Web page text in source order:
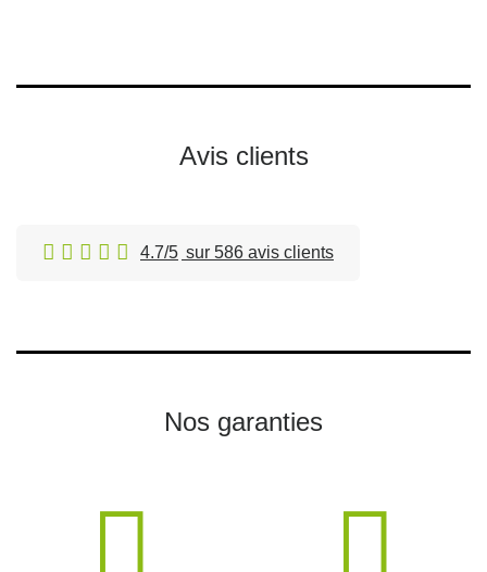
Avis clients
4.7/5 sur 586 avis clients
Nos garanties